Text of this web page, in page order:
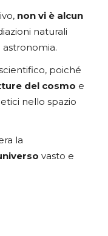
non vi è alcun
naturali
poiché
del cosmo e
nello spazio
la
vasto e